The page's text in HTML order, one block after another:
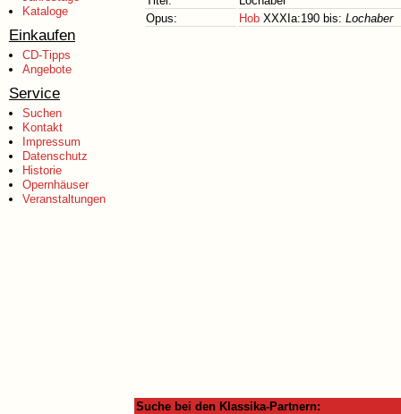
Kataloge
Einkaufen
CD-Tipps
Angebote
Service
Suchen
Kontakt
Impressum
Datenschutz
Historie
Opernhäuser
Veranstaltungen
Opus:
Hob XXXIa:190 bis: Lochaber
Suche bei den Klassika-Partnern: